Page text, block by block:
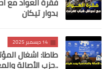
بدوار تيكان
14 ديسمبر 2025
طاطا: اشغال
..حزب الأصالة